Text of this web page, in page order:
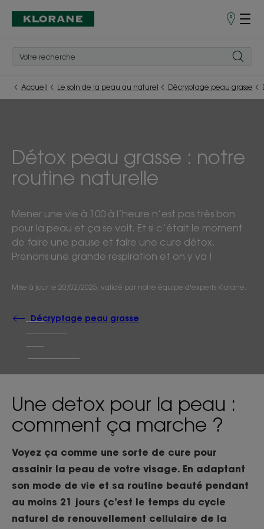
Points
Accueil Le soin de la peau au naturel Décryptage peau grasse
Détox peau grasse : notre
routine naturelle
Mener une vie à 100 à l’heure n’est pas très bon
pour la peau et ça se voit. Et si c’était le moment
de faire une pause et faire une cure détox.
Prenons une grande respiration et on y va !
Mise à jour le 20/02/2025, validé par notre équipe d'experts Klorane.
Décryptage peau grasse
Une detox pour la peau :
comment ça marche ?
Voyez ça comme une sorte de cure pour
assainir la peau de votre visage. En adaptant
son mode de vie et sa routine beauté pendant
au moins 21 jours (c’est le temps du cycle
naturel de renouvellement cellulaire de la